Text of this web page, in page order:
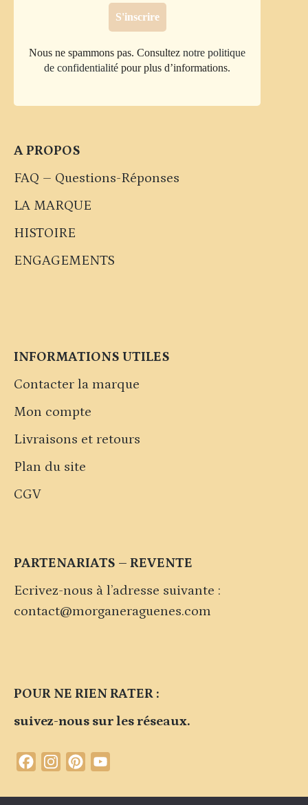
Nous ne spammons pas. Consulteznotre politique
de confidentialité pour plus d’informations.
A PROPOS
FAQ – Questions-Réponses
LA MARQUE
HISTOIRE
ENGAGEMENTS
INFORMATIONS UTILES
Contacter la marque
Mon compte
Livraisons et retours
Plan du site
CGV
PARTENARIATS – REVENTE
Ecrivez-nous à l’adresse suivante :
contact@morganeraguenes.com
POUR NE RIEN RATER :
suivez-nous sur les réseaux.
FacebookInstagramPinterest